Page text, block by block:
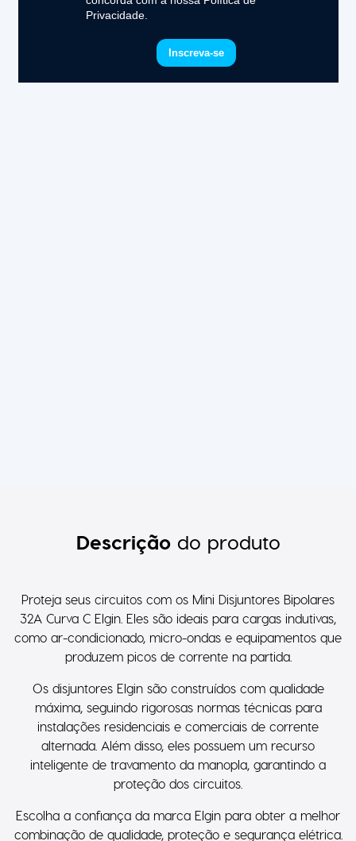
Descriçãodo produto
Proteja seus circuitos com os Mini Disjuntores Bipolares
32A Curva C Elgin. Eles são ideais para cargas indutivas,
como ar-condicionado, micro-ondas e equipamentos que
produzem picos de corrente na partida.
Os disjuntores Elgin são construídos com qualidade
máxima, seguindo rigorosas normas técnicas para
instalações residenciais e comerciais de corrente
alternada. Além disso, eles possuem um recurso
inteligente de travamento da manopla, garantindo a
proteção dos circuitos.
Escolha a confiança da marca Elgin para obter a melhor
combinação de qualidade, proteção e segurança elétrica.